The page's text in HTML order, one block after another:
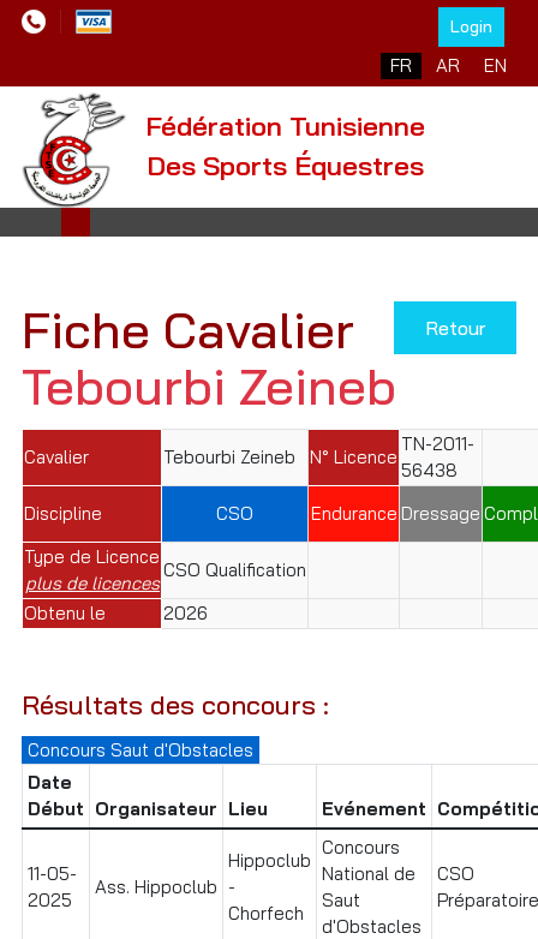
Login
Sélectionnez votre
FR AR EN
Fédération Tunisienne
Des Sports Équestres
Retour
Fiche Cavalier
Tebourbi Zeineb
Cavalier Tebourbi Zeineb N° Licence
TN-2011-
56438
Discipline
CSO Endurance Dressage
Type de Licence
plus de licences
CSO Qualification
Obtenu le
2026
Résultats des concours :
Concours Saut d'Obstacles
Date
Début Organisateur Lieu Evénement
11-05-
2025
Ass. Hippoclub
Hippoclub
-
Chorfech
Concours
National de
Saut
d'Obstacles
CSO